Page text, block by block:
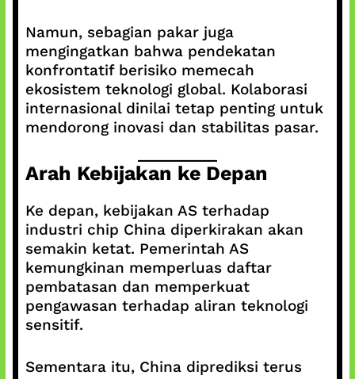
Namun, sebagian pakar juga
mengingatkan bahwa pendekatan
konfrontatif berisiko memecah
ekosistem teknologi global. Kolaborasi
internasional dinilai tetap penting untuk
mendorong inovasi dan stabilitas pasar.
Arah Kebijakan ke Depan
Ke depan, kebijakan AS terhadap
industri chip China diperkirakan akan
semakin ketat. Pemerintah AS
kemungkinan memperluas daftar
pembatasan dan memperkuat
pengawasan terhadap aliran teknologi
sensitif.
Sementara itu, China diprediksi terus